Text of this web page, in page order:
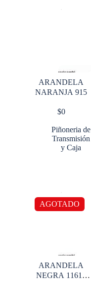
ARANDELA
NARANJA 915
$0
Piñoneria de
Transmisión
y Caja
AGOTADO
ARANDELA
NEGRA 11615